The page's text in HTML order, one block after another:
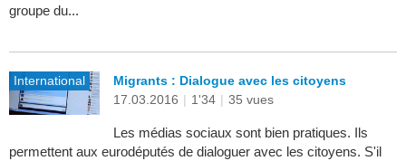
groupe du...
International
Migrants : Dialogue avec les citoyens
17.03.2016 | 1'34 | 35 vues
Les médias sociaux sont bien pratiques. Ils
permettent aux eurodéputés de dialoguer avec les citoyens. S'il